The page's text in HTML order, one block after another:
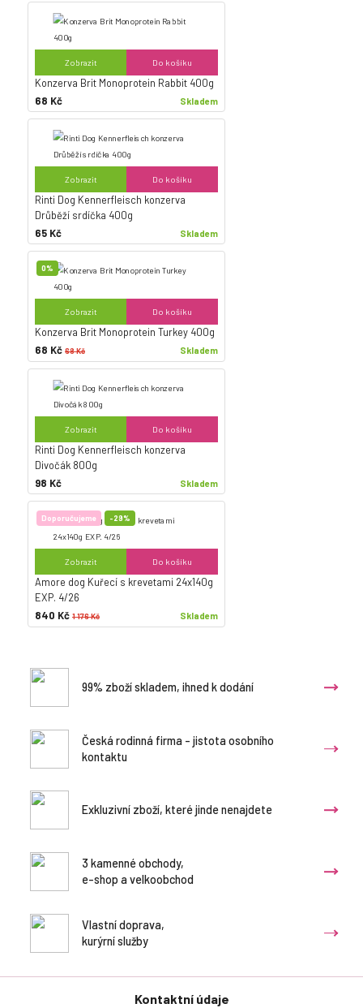
Zobrazit Do košíku
Konzerva Brit Monoprotein Rabbit 400g
68 Kč
Skladem
Zobrazit Do košíku
Rinti Dog Kennerfleisch konzerva
Drůběží srdíčka 400g
65 Kč
Skladem
0%
Zobrazit Do košíku
Konzerva Brit Monoprotein Turkey 400g
68 Kč 68 Kč Skladem
Zobrazit Do košíku
Rinti Dog Kennerfleisch konzerva
Divočák 800g
98 Kč
Skladem
Doporučujeme -29%
Zobrazit Do košíku
Amore dog Kuřecí s krevetami 24x140g
EXP. 4/26
840 Kč 1 176 Kč Skladem
99% zboží skladem, ihned k dodání
Česká rodinná firma - jistota osobního
kontaktu
Exkluzivní zboží, které jinde nenajdete
3 kamenné obchody,
e-shop a velkoobchod
Vlastní doprava,
kurýrní služby
Kontaktní údaje